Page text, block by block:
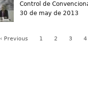
Control de
30 de may de 2013
‹ Previous 1 2 3 4